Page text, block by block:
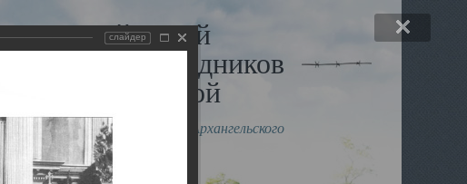
музей
и исповедников
Архангельской
митрополита Архангельского
и Холмогорского Даниила
слайдер